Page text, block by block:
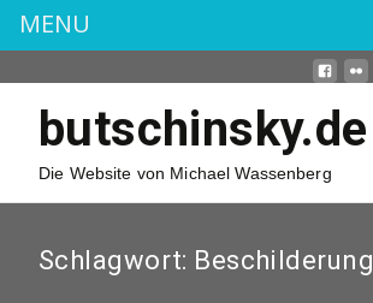
butschinsky.de
Die Website von Michael Wassenberg
Schlagwort: Beschilderung
MENU